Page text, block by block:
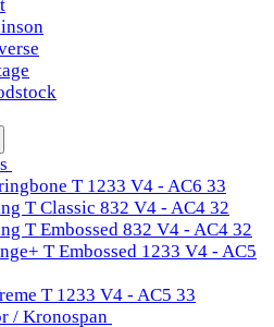
T 1233 V4 - AC6 33
T Classic 832 V4 - AC4 32
T Embossed 832 V4 - AC4 32
T Embossed 1233 V4 - AC5
T 1233 V4 - AC5 33
/ Kronospan